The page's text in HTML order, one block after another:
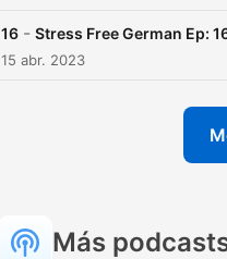
16 - Stress Free German Ep:
15 abr. 2023
Más